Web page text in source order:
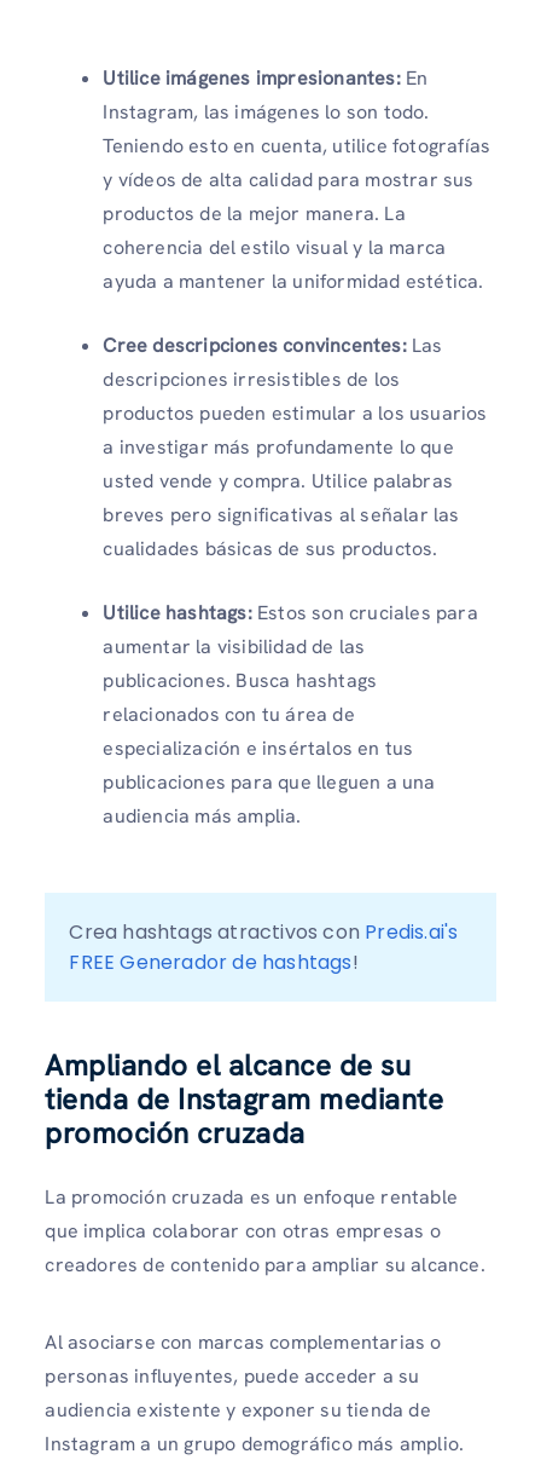
Utilice imágenes impresionantes: En
Instagram, las imágenes lo son todo.
Teniendo esto en cuenta, utilice fotografías
y vídeos de alta calidad para mostrar sus
productos de la mejor manera. La
coherencia del estilo visual y la marca
ayuda a mantener la uniformidad estética.
Cree descripciones convincentes:Las
descripciones irresistibles de los
productos pueden estimular a los usuarios
a investigar más profundamente lo que
usted vende y compra. Utilice palabras
breves pero significativas al señalar las
cualidades básicas de sus productos.
Utilice hashtags:Estos son cruciales para
aumentar la visibilidad de las
publicaciones. Busca hashtags
relacionados con tu área de
especialización e insértalos en tus
publicaciones para que lleguen a una
audiencia más amplia.
Crea hashtags atractivos con Predis.ai's
FREE Generador de hashtags!
Ampliando el alcance de su
tienda de Instagram mediante
promoción cruzada
La promoción cruzada es un enfoque rentable
que implica colaborar con otras empresas o
creadores de contenido para ampliar su alcance.
Al asociarse con marcas complementarias o
personas influyentes, puede acceder a su
audiencia existente y exponer su tienda de
Instagram a un grupo demográfico más amplio.